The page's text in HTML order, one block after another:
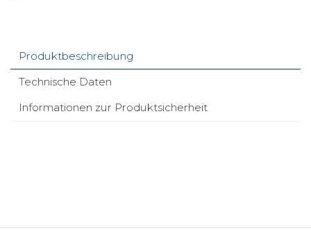
Produktbeschreibung
Technische Daten
Informationen zur Produktsicherheit